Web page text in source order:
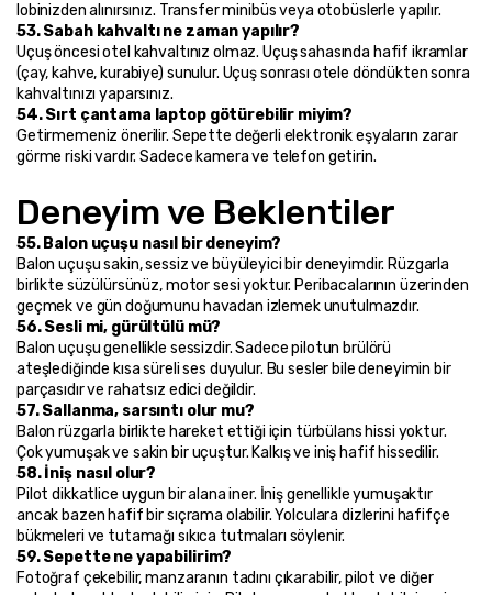
lobinizden alınırsınız. Transfer minibüs veya otobüslerle yapılır.
53. Sabah kahvaltı ne zaman yapılır?
Uçuş öncesi otel kahvaltınız olmaz. Uçuş sahasında hafif ikramlar
(çay, kahve, kurabiye) sunulur. Uçuş sonrası otele döndükten sonra
kahvaltınızı yaparsınız.
54. Sırt çantama laptop götürebilir miyim?
Getirmemeniz önerilir. Sepette değerli elektronik eşyaların zarar
görme riski vardır. Sadece kamera ve telefon getirin.
Deneyim ve Beklentiler
55. Balon uçuşu nasıl bir deneyim?
Balon uçuşu sakin, sessiz ve büyüleyici bir deneyimdir. Rüzgarla
birlikte süzülürsünüz, motor sesi yoktur. Peribacalarının üzerinden
geçmek ve gün doğumunu havadan izlemek unutulmazdır.
56. Sesli mi, gürültülü mü?
Balon uçuşu genellikle sessizdir. Sadece pilotun brülörü
ateşlediğinde kısa süreli ses duyulur. Bu sesler bile deneyimin bir
parçasıdır ve rahatsız edici değildir.
57. Sallanma, sarsıntı olur mu?
Balon rüzgarla birlikte hareket ettiği için türbülans hissi yoktur.
Çok yumuşak ve sakin bir uçuştur. Kalkış ve iniş hafif hissedilir.
58. İniş nasıl olur?
Pilot dikkatlice uygun bir alana iner. İniş genellikle yumuşaktır
ancak bazen hafif bir sıçrama olabilir. Yolculara dizlerini hafifçe
bükmeleri ve tutamağı sıkıca tutmaları söylenir.
59. Sepette ne yapabilirim?
Fotoğraf çekebilir, manzaranın tadını çıkarabilir, pilot ve diğer